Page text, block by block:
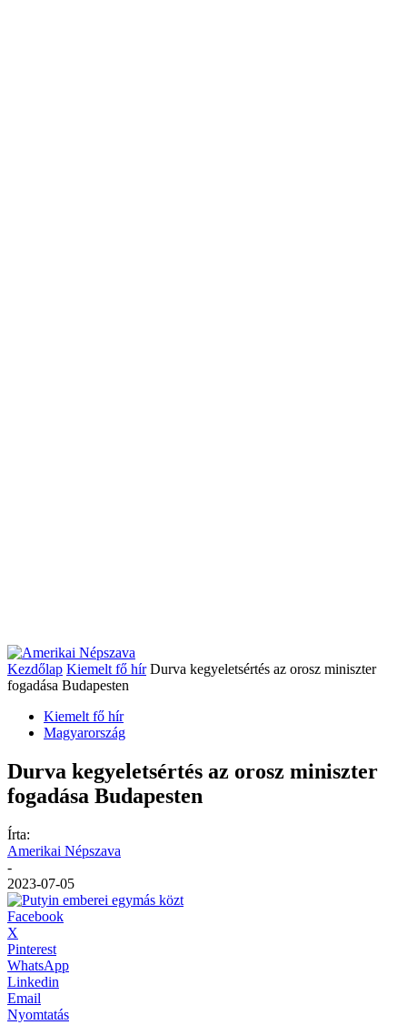
Kezdőlap Kiemelt fő hír Durva kegyeletsértés az orosz miniszter
fogadása Budapesten
Kiemelt fő hír
Magyarország
Durva kegyeletsértés az orosz miniszter
fogadása Budapesten
Írta:
Amerikai Népszava
-
2023-07-05
Facebook
X
Pinterest
WhatsApp
Linkedin
Email
Nyomtatás